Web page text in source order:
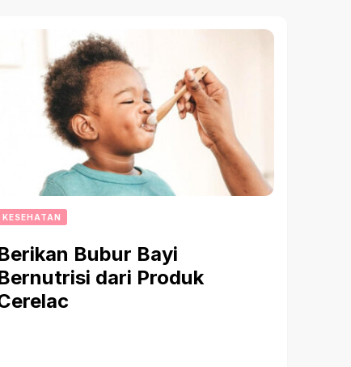
KESEHATAN
Bubur Bayi
dari Produk